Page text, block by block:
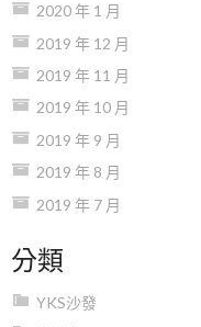
2020 年 1 月
2019 年 12 月
2019 年 11 月
2019 年 10 月
2019 年 9 月
2019 年 8 月
2019 年 7 月
分類
YKS沙發